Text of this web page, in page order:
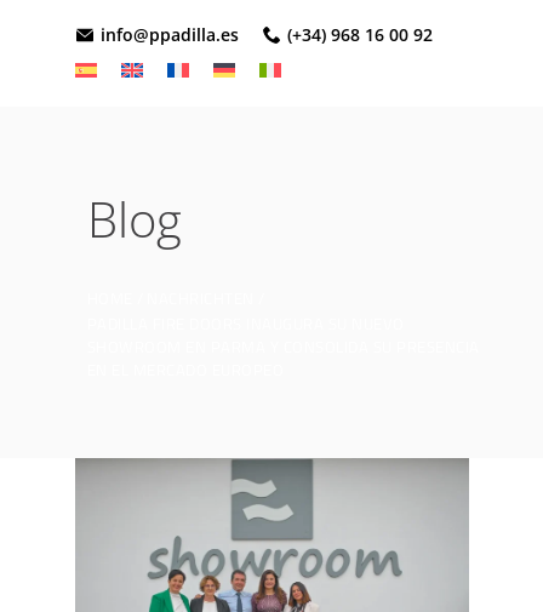
info@ppadilla.es (+34) 968 16 00 92
Blog